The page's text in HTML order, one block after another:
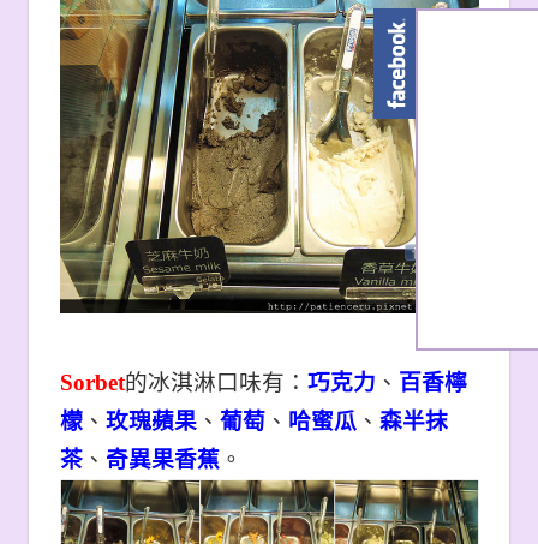
Sorbet的冰淇淋口味有： 巧克力 、 百香檸
檬、 玫瑰蘋果、 葡萄、 哈蜜瓜 、 森半抹
茶、 奇異果香蕉。